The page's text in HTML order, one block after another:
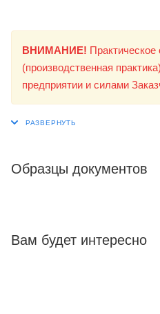
ВНИМАНИЕ! Практическое
(производственная
предприятии и силами
Образцы документов
Вам будет интересно